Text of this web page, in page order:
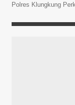
Polres Klungkung